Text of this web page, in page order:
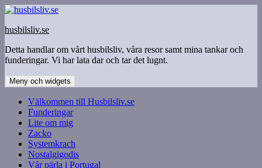
Hoppa
innehåll
husbilsliv.se
Detta handlar om vårt husbilsliv, våra resor samt mina tankar och
funderingar. Vi har lata dar och tar det lugnt.
Meny och widgets
Välkommen till Husbilsliv.se
Funderingar
Lite om mig
Zacko
Systemkrach
Nostalgigodis
Vår pärla i Portugal